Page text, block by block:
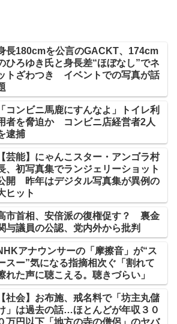
長180cmを公言のGACKT、174cm
ひろゆき氏と身長差“ほぼなし”でネ
トざわつき イベントでの写真が話
「コンビニ馬鹿にすんなよ」トイレ利
者を脅迫か コンビニ店経営者2人
逮捕
【芸能】にゃんこスター・アンゴラ村
、初写真集でランジェリーショット
開 昨年はデジタル写真集が異例の
ヒット
市首相、安倍派の復権促す？ 裏金
与議員の公認、党内外から批判
アナウンサーの「摩擦音」が“ス
スー”気になる指摘相次ぐ「割れて
れた声に聴こえる。聴きづらい」
【社会】お布施、戒名料で「坊主丸儲
」は過去の話…ほとんどが年収３０
万円以下「地方の寺の僧侶」のヤバ